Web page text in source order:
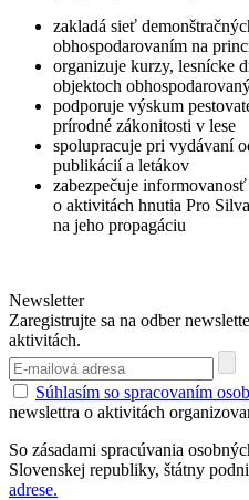
zakladá sieť
obhospodarovaním na
organizuje kurzy, lesnícke
objektoch
podporuje výskum
prírodné zákonitosti v lese
spolupracuje pri vydávaní
publikácií a letákov
zabezpečuje
o aktivitách hnutia Pro
na jeho propagáciu
Newsletter
Zaregistrujte sa na odber
aktivitách.
Súhlasím so spracovaním
newslettra o aktivitách
So zásadami spracúvania
Slovenskej republiky, štátny
adrese.